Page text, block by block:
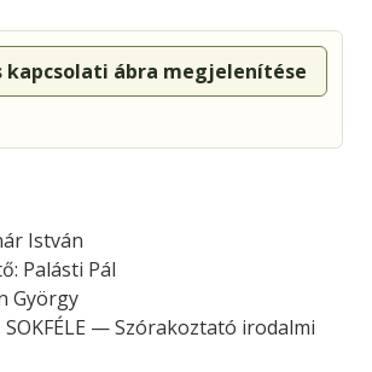
kapcsolati ábra megjelenítése
István
Palásti Pál
György
SOKFÉLE — Szórakoztató irodalmi